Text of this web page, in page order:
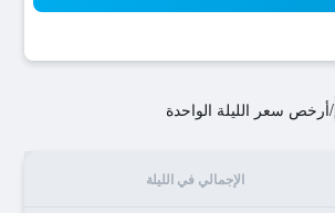
/أرخص سعر الليلة الواحدة
الإجمالي في الليلة